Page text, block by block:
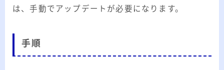
は、手動でアップデートが必要になります。
手順